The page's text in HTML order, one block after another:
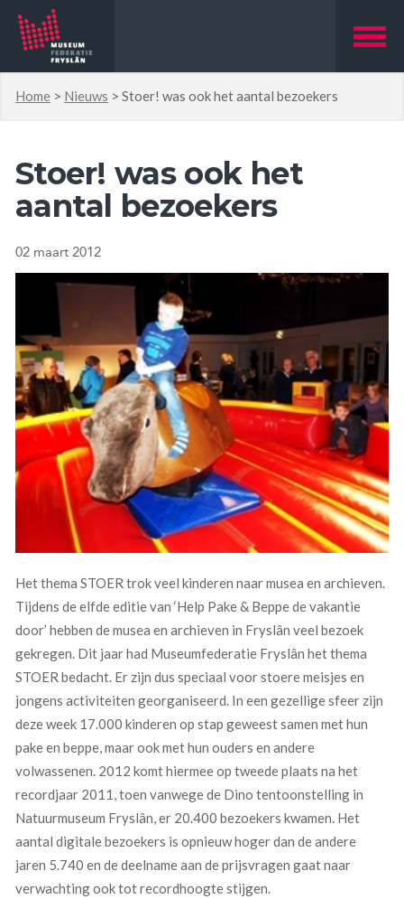
Home > Nieuws >Stoer! was ook het aantal bezoekers
Stoer! was ook het
aantal bezoekers
02 maart 2012
Het thema STOER trok veel kinderen naar musea en archieven.
Tijdens de elfde editie van ‘Help Pake & Beppe de vakantie
door’ hebben de musea en archieven in Fryslân veel bezoek
gekregen. Dit jaar had Museumfederatie Fryslân het thema
STOER bedacht. Er zijn dus speciaal voor stoere meisjes en
jongens activiteiten georganiseerd. In een gezellige sfeer zijn
deze week 17.000 kinderen op stap geweest samen met hun
pake en beppe, maar ook met hun ouders en andere
volwassenen. 2012 komt hiermee op tweede plaats na het
recordjaar 2011, toen vanwege de Dino tentoonstelling in
Natuurmuseum Fryslân, er 20.400 bezoekers kwamen. Het
aantal digitale bezoekers is opnieuw hoger dan de andere
jaren 5.740 en de deelname aan de prijsvragen gaat naar
verwachting ook tot recordhoogte stijgen.